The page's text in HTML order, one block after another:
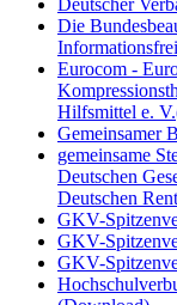
Die
Eurocom -
Hilfsmittel e. V.
Gemeinsamer
gemeinsame
Deutschen
Deutschen
GKV-
GKV-
GKV-